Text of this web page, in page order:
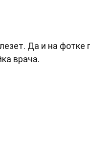
Да и на фотке
врача.